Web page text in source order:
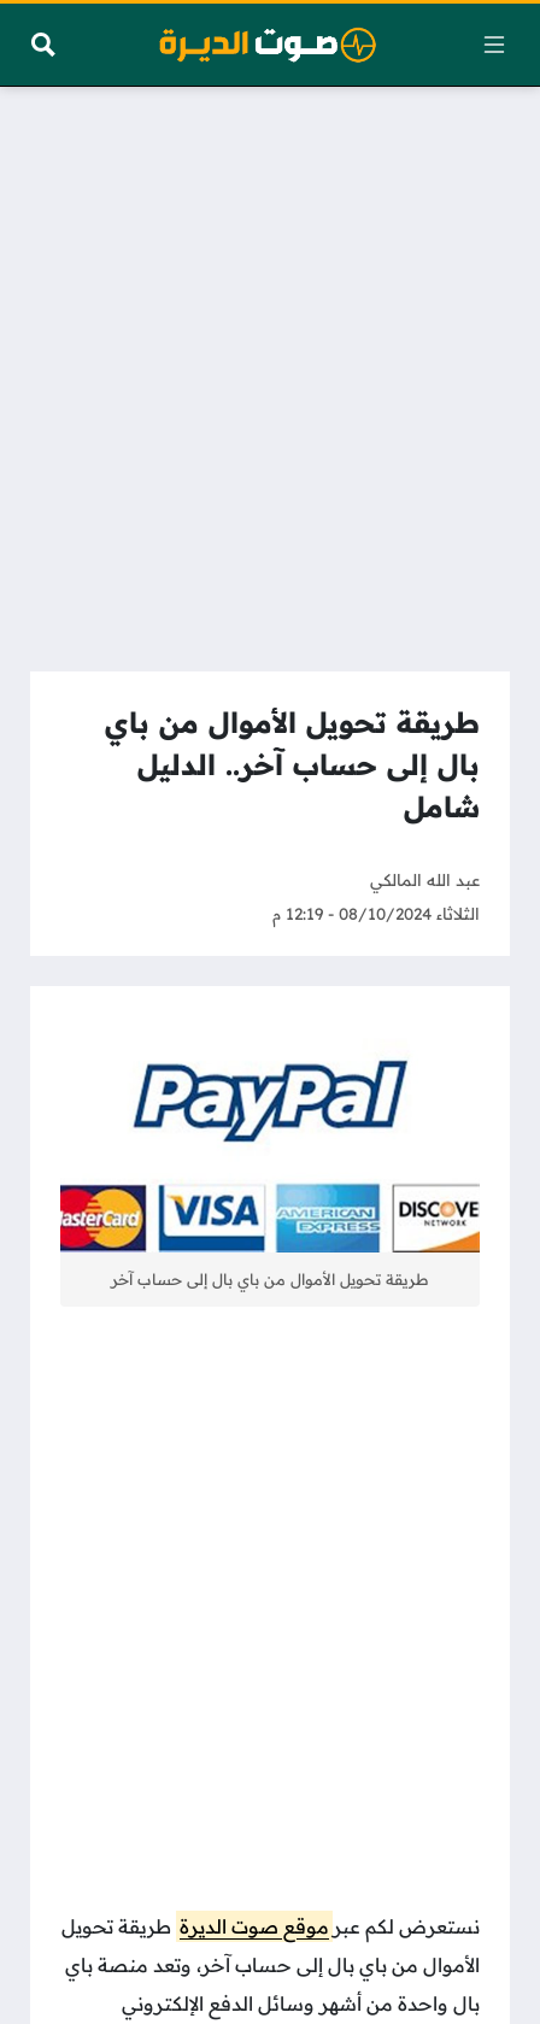
طريقة تحويل الأموال من باي
بال إلى حساب آخر.. الدليل
شامل
عبد الله المالكي
الثلاثاء 08/10/2024 - 12:19 م
طريقة تحويل الأموال من باي بال إلى حساب آخر
نستعرض لكم عبر موقع صوت الديرة طريقة تحويل
الأموال من باي بال إلى حساب آخر، وتعد منصة باي
بال واحدة من أشهر وسائل الدفع الإلكتروني